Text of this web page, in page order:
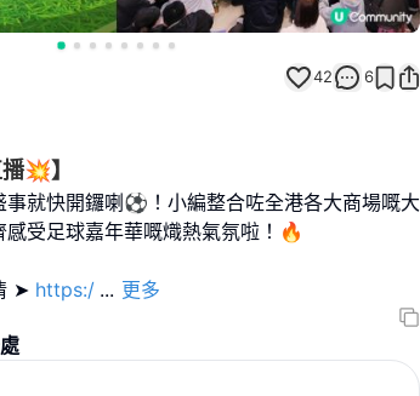
42 6
💥】
事就快開鑼喇⚽！小編整合咗全港各大商場嘅大
感受足球嘉年華嘅熾熱氣氛啦！🔥
➤ https:/ ... 更多